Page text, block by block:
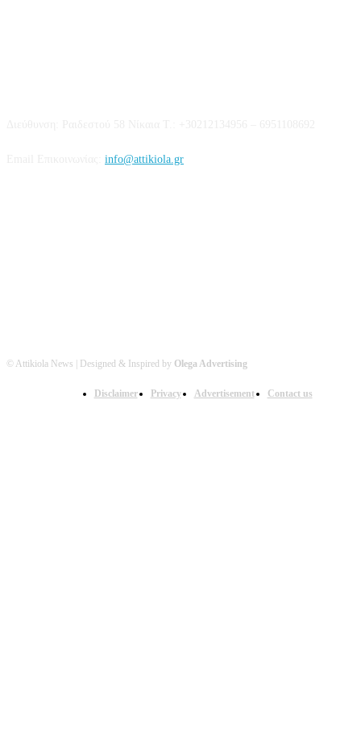
info@attikiola.gr
© Attikiola News | Designed & Inspired by Olega Advertising
Disclaimer Privacy Advertisement Contact us